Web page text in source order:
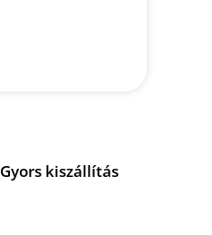
Gyors kiszállítás